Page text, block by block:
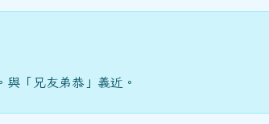
「兄友弟恭」義近。